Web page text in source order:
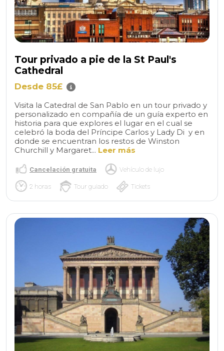
Tour privado a pie de la St Paul's
Cathedral
Desde 85£
Visita la Catedral de San Pablo en un tour privado y
personalizado en compañía de un guía experto en
historia para que explores el lugar en el cual se
celebró la boda del Príncipe Carlos y Lady Di y en
donde se encuentran los restos de Winston
Churchill y Margaret... Leer más
Cancelación gratuita Vehículo de lujo
2 horas Tour guiado Tickets